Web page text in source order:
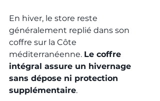
En hiver, le store reste
généralement replié dans son
coffre sur la Côte
méditerranéenne. Le coffre
intégral assure un hivernage
sans dépose ni protection
supplémentaire.